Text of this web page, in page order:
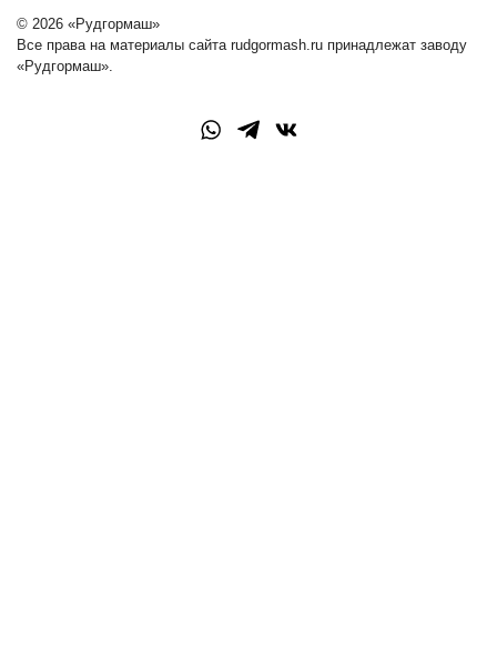
© 2026 «Рудгормаш»
Все права на материалы сайта rudgormash.ru принадлежат заводу
«Рудгормаш».